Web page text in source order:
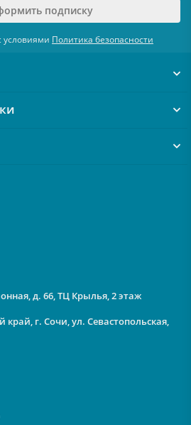
подписку
условиями Политика безопасности
д. 66, ТЦ Крылья, 2 этаж
край, г. Сочи, ул. Севастопольская,